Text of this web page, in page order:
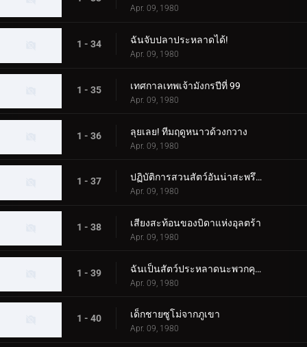
Apr. 09, 1980
1 - 34 ฉันจับปลาประหลาดได้!
Apr. 09, 1980
1 - 35 เทศกาลเทพเจ้ามังกรปีที่ 99
Apr. 09, 1980
1 - 36 ลุยเลย! ทีมฤดูหนาวด้วงกวาง
Apr. 09, 1980
1 - 37 ปฏิบัติการสวนสัตว์อันน่าสะพรึงกลัวของ Alien Baltan
Apr. 09, 1980
1 - 38 เสียงสะท้อนของบิดาแห่งอุลตร้า
Apr. 09, 1980
1 - 39 ฉันเป็นสัตว์ประหลาดนะพวกคุณ!
Apr. 09, 1980
1 - 40 เด็กชายซูโม่จากภูเขา
Apr. 09, 1980